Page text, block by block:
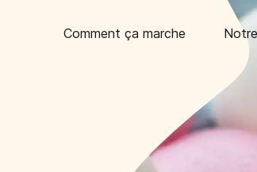
Comment ça marche